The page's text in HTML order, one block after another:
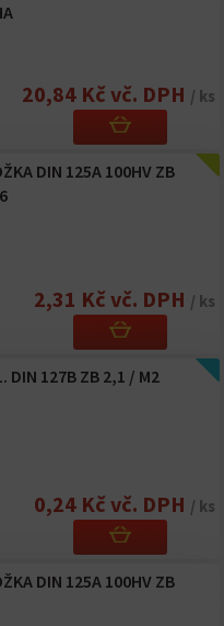
20,84 Kč vč. DPH / ks
DIN 125A 100HV ZB
2,31 Kč vč. DPH / ks
DIN 127B ZB 2,1 / M2
0,24 Kč vč. DPH / ks
DIN 125A 100HV ZB